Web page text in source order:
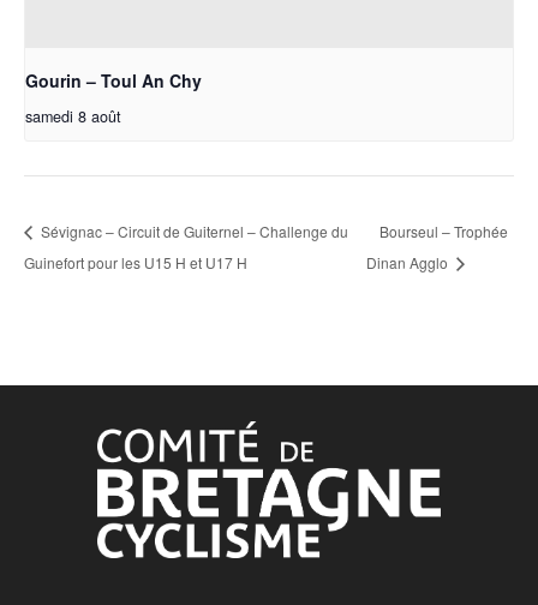
Gourin – Toul An Chy
samedi 8 août
Sévignac – Circuit de Guiternel – Challenge du
Guinefort pour les U15 H et U17 H
Bourseul – Trophée
Dinan Agglo